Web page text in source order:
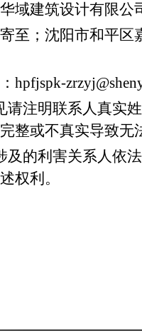
域建筑设计有限公
至；沈阳市和平区
hpfjspk-
请注明联系人真实
整或不真实导致
及的利害关系人依
权利。